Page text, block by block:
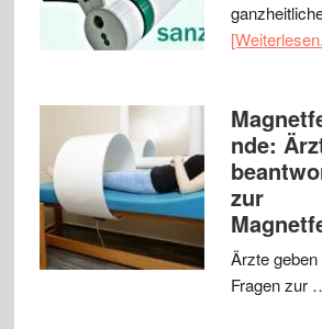
nde:
zur
Ärzte
Fragen zur